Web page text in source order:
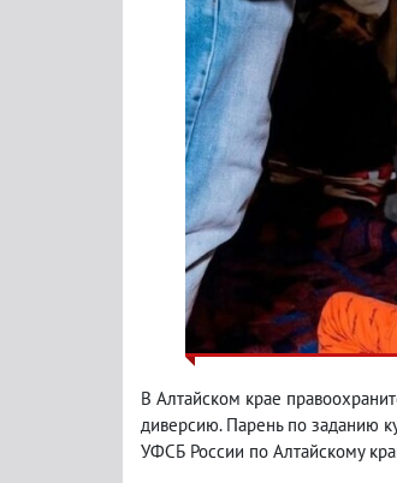
В Алтайском крае
диверсию. Парень по заданию
УФСБ России по Алтайскому